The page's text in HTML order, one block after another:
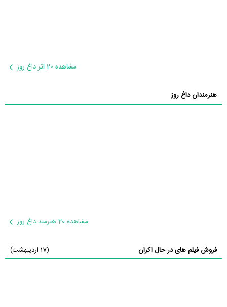
مشاهده 20 اثر داغ روز
هنرمندان داغ روز
مشاهده 20 هنرمند داغ روز
فروش فیلم های در حال اکران (17 اردیبهشت)